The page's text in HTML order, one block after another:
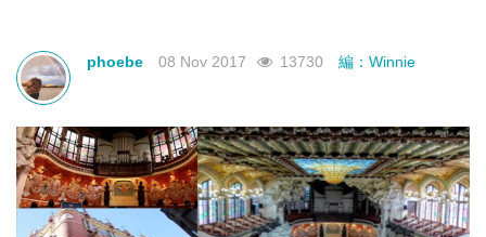
phoebe 08 Nov 2017 13730 編：Winnie